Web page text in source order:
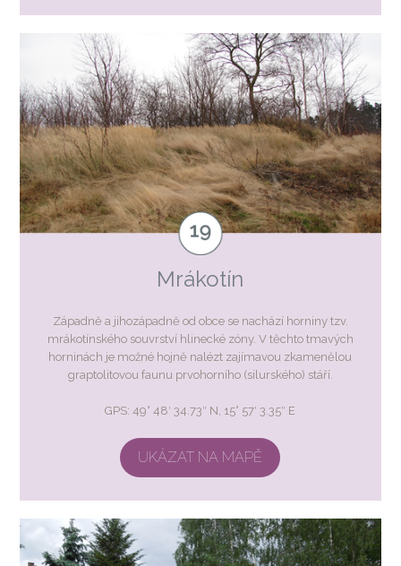
Mrákotín
Západně a jihozápadně od obce se nachází horniny tzv.
mrákotínského souvrství hlinecké zóny. V těchto tmavých
horninách je možné hojně nalézt zajímavou zkamenělou
graptolitovou faunu prvohorního (silurského) stáří.
GPS: 49° 48′ 34.73″ N, 15° 57′ 3.35″ E
UKÁZAT NA MAPĚ